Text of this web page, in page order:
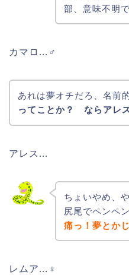
部、意味不明
カマロ…♂
あれは夢オチだろ、名前
ってことか？ ならアレ
アレス…
ちょいやめ、
尻尾でペンペ
痛っ！夢とか
レムア…♀